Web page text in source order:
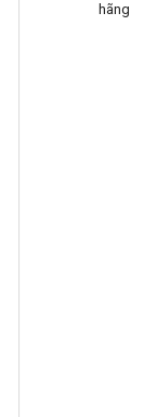
hãng